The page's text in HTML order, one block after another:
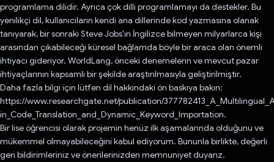
programlama dilidir. Ayrıca çok dilli programlamayı da destekler. Bu
yenilikçi dil, kullanıcıların kendi ana dillerinde kod yazmasına olanak
tanıyarak, bir sonraki Steve Jobs'ın İngilizce bilmeyen milyarlarca kişi
arasından çıkabileceği küresel bağlamda böyle bir araca olan önemli
ihtiyacı gideriyor. WorldLang, önceki denemelerin ve mevcut pazar
ihtiyaçlarının kapsamlı bir şekilde araştırılmasıyla geliştirilmiştir.
Daha fazla bilgi için lütfen dil hakkındaki ön baskıya bakın:
https://www.researchgate.net/publication/
in_Code_Translation_and_Dynamic_Keyword_Importation.
Bir lise öğrencisi olarak projemin henüz ilk aşamalarında olduğunu ve
mükemmel olmayabileceğini kabul ediyorum. Bununla birlikte, değerli
geri bildirimleriniz ve önerilerinizden memnuniyet duyarız.